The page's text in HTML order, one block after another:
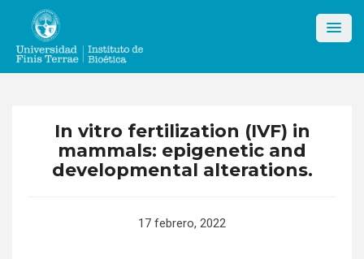
content
In vitro fertilization (IVF) in
mammals: epigenetic and
developmental alterations.
17 febrero, 2022